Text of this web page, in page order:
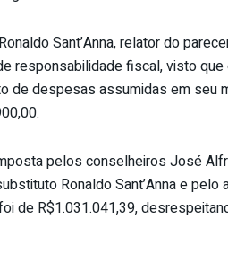
Sant’Anna, relator do
responsabilidade fiscal, visto
de despesas assumidas em seu
pelos conselheiros José
Ronaldo Sant’Anna e pelo
de R$1.031.041,39,